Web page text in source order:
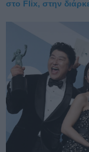
στο Flix, στην